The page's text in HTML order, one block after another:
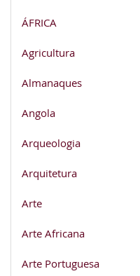
ÁFRICA
Agricultura
Almanaques
Angola
Arqueologia
Arquitetura
Arte
Arte Africana
Arte Portuguesa